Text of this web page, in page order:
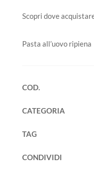
Scopri dove
Pasta all’uovo ripiena
COD.
CATEGORIA
TAG
CONDIVIDI